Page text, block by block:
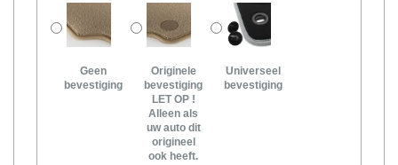
Geen
bevestiging
Originele
bevestiging
LET OP !
Alleen als
uw auto dit
origineel
ook heeft.
Universeel
bevestiging